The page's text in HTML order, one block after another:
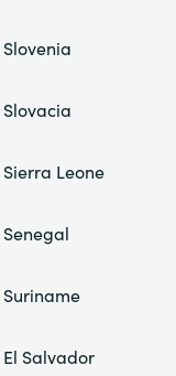
Slovenia
Slovacia
Sierra Leone
Senegal
Suriname
El Salvador